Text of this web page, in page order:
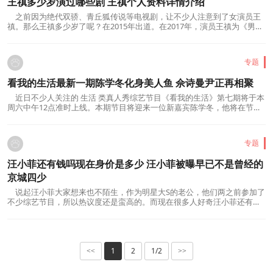
之前因为绝代双骄、青丘狐传说等电视剧，让不少人注意到了女演员王
禛。那么王禛多少岁了呢？在2015年出道。在2017年，演员王禛为《男人
专题
看我的生活最新一期陈学冬化身美人鱼 佘诗曼尹正再相聚
近日不少人关注的 生活 类真人秀综艺节目《看我的生活》第七期将于本
周六中午12点准时上线。本期节目将迎来一位新嘉宾陈学冬，他将在节目
专题
汪小菲还有钱吗现在身价是多少 汪小菲被曝早已不是曾经的
京城四少
说起汪小菲大家想来也不陌生，作为明星大S的老公，他们两之前参加了
不少综艺节目，所以热议度还是蛮高的。而现在很多人好奇汪小菲还有钱
<< 1 2 1/2 >>